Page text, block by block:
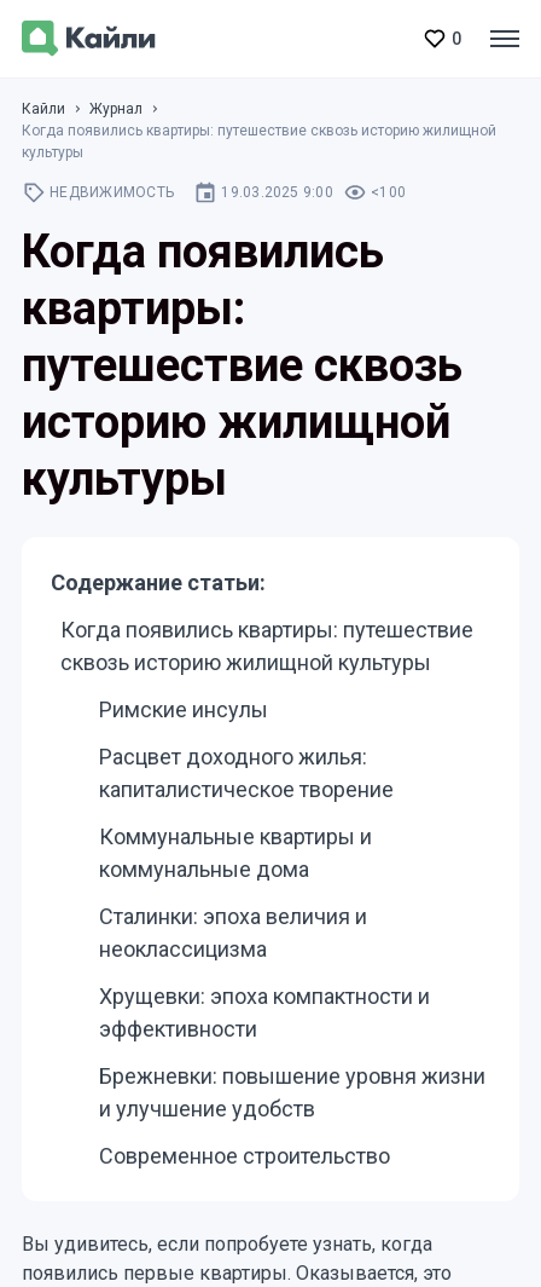
0
Кайли
Журнал
Когда появились квартиры: путешествие сквозь историю жилищной
культуры
НЕДВИЖИМОСТЬ 19.03.2025 9:00 <100
Когда появились
квартиры:
путешествие сквозь
историю жилищной
культуры
Содержание статьи:
Когда появились квартиры: путешествие
сквозь историю жилищной культуры
Римские инсулы
Расцвет доходного жилья:
капиталистическое творение
Коммунальные квартиры и
коммунальные дома
Сталинки: эпоха величия и
неоклассицизма
Хрущевки: эпоха компактности и
эффективности
Брежневки: повышение уровня жизни
и улучшение удобств
Современное строительство
Вы удивитесь, если попробуете узнать, когда
появились первые квартиры. Оказывается, это